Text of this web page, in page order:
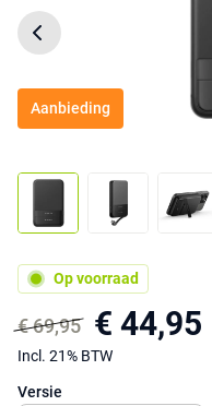
Aanbieding
Op voorraad
€ 69,95 € 44,95
Incl. 21% BTW
Versie